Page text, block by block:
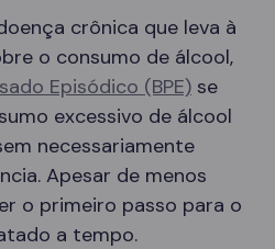
crônica que leva à
o consumo de álcool,
Episódico (BPE) se
excessivo de álcool
necessariamente
Apesar de menos
o primeiro passo para o
a tempo.